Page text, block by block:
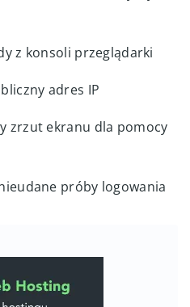
z konsoli przeglądarki
adres IP
zrzut ekranu dla pomocy
próby logowania